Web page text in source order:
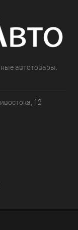
автотовары.
12